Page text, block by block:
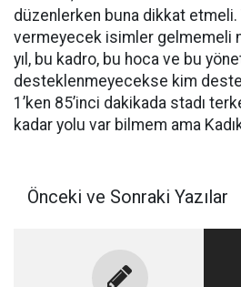
düzenlerken buna dikkat etmeli.
vermeyecek isimler gelmemeli
yıl, bu kadro, bu hoca ve bu
desteklenmeyecekse kim
1’ken 85’inci dakikada stadı
kadar yolu var bilmem ama
Önceki ve Sonraki Yazılar